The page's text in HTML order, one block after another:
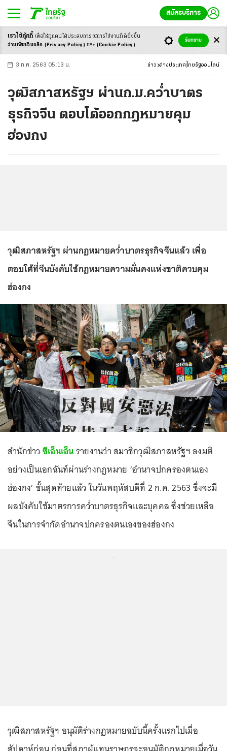
สมัครบริการ
-ก ก ก+
3 ก.ค. 2563 05:13 น. ข่าว ต่างประเทศ ไทยรัฐออนไลน์
วุฒิสภาสหรัฐฯ ผ่านก.ม.คว่ำบาตร
ธุรกิจจีน ตอบโต้ออกกฎหมายคุม
ฮ่องกง
วุฒิสภาสหรัฐฯ ผ่านกฎหมายคว่ำบาตรธุรกิจจีนแล้ว เพื่อ
ตอบโต้ที่จีนบังคับใช้กฎหมายความมั่นคงแห่งชาติควบคุม
ฮ่องกง
สำนักข่าว ซีเอ็นเอ็นรายงานว่า สมาชิกวุฒิสภาสหรัฐฯ ลงมติ
อย่างเป็นเอกฉันท์ผ่านร่างกฎหมาย ‘อำนาจปกครองตนเอง
ฮ่องกง’ ขั้นสุดท้ายแล้ว ในวันพฤหัสบดีที่ 2 ก.ค. 2563 ซึ่งจะมี
ผลบังคับใช้มาตรการคว่ำบาตรธุรกิจและบุคคล ซึ่งช่วยเหลือ
จีนในการจำกัดอำนาจปกครองตนเองของฮ่องกง
วุฒิสภาสหรัฐฯ อนุมัติร่างกฎหมายฉบับนี้ครั้งแรกไปเมื่อ
เราใช้คุ้กกี้ เพื่อให้ทุกคนได้ประสบการณ์การใช้งานที่ดียิ่งขึ้น
อ่านเพิ่มเติมคลิก (Privacy Policy) และ (Cookie Policy)
รับทราบ